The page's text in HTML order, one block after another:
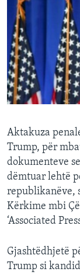
SHËNDETËSI
INTERVISTA
DITARI
Aktakuza
Trump, për
dokumenteve
dëmtuar lehtë
republikanëve,
Kërkime mbi
‘Associated
Gjashtëdhjetë
Trump si